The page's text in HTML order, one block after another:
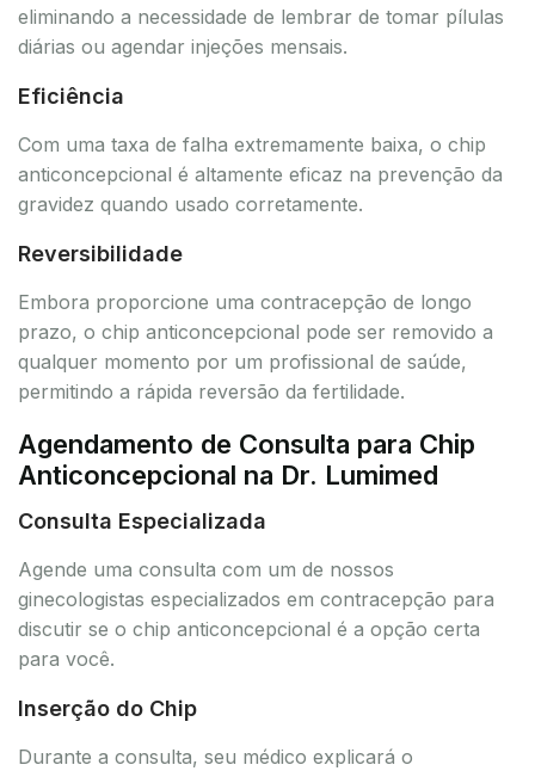
eliminando a necessidade de lembrar de tomar pílulas
diárias ou agendar injeções mensais.
Eficiência
Com uma taxa de falha extremamente baixa, o chip
anticoncepcional é altamente eficaz na prevenção da
gravidez quando usado corretamente.
Reversibilidade
Embora proporcione uma contracepção de longo
prazo, o chip anticoncepcional pode ser removido a
qualquer momento por um profissional de saúde,
permitindo a rápida reversão da fertilidade.
Agendamento de Consulta para Chip
Anticoncepcional na Dr. Lumimed
Consulta Especializada
Agende uma consulta com um de nossos
ginecologistas especializados em contracepção para
discutir se o chip anticoncepcional é a opção certa
para você.
Inserção do Chip
Durante a consulta, seu médico explicará o